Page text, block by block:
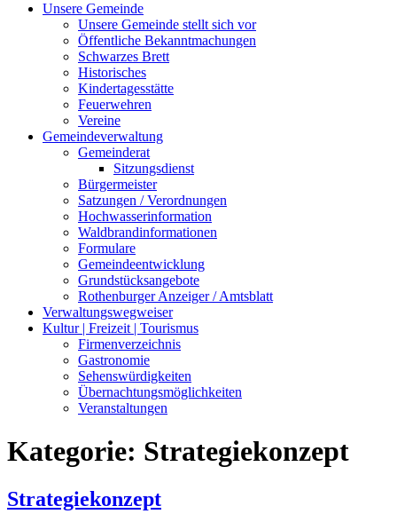
Unsere Gemeinde
Unsere Gemeinde stellt sich vor
Öffentliche Bekanntmachungen
Schwarzes Brett
Historisches
Kindertagesstätte
Feuerwehren
Vereine
Gemeindeverwaltung
Gemeinderat
Sitzungsdienst
Bürgermeister
Satzungen / Verordnungen
Hochwasserinformation
Waldbrandinformationen
Formulare
Gemeindeentwicklung
Grundstücksangebote
Rothenburger Anzeiger / Amtsblatt
Verwaltungswegweiser
Kultur | Freizeit | Tourismus
Firmenverzeichnis
Gastronomie
Sehenswürdigkeiten
Übernachtungsmöglichkeiten
Veranstaltungen
Kategorie: Strategiekonzept
Strategiekonzept